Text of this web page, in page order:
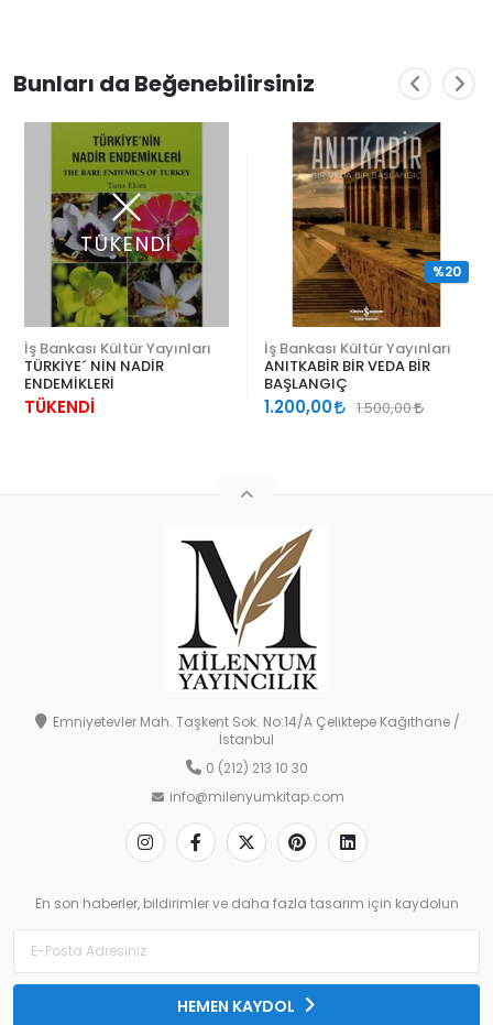
Bunları da Beğenebilirsiniz
TÜKENDİ
İş Bankası Kültür Yayınları
TÜRKİYE´ NİN NADİR
ENDEMİKLERİ
TÜKENDİ
İş Bankası Kültür Yayınları
ANITKABİR BİR VEDA BİR
BAŞLANGIÇ
1.200,00 1.500,00
%20
Emniyetevler Mah. Taşkent Sok. No:14/A Çeliktepe Kağıthane /
İstanbul
0 (212) 213 10 30
info@milenyumkitap.com
En son haberler, bildirimler ve daha fazla tasarım için kaydolun
HEMEN KAYDOL